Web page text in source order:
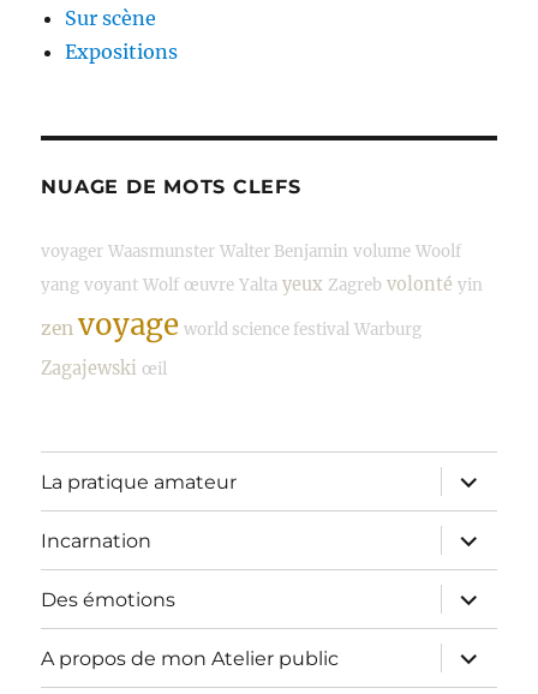
Sur scène
Expositions
NUAGE DE MOTS CLEFS
voyager Waasmunster Walter Benjamin volume Woolf
yang voyant Wolf œuvre Yalta yeux Zagreb volonté yin
zen voyage world science festival Warburg
Zagajewski œil
La pratique amateur
ouvrir
le
sous-
menu
Incarnation
ouvrir
le
sous-
menu
Des émotions
ouvrir
le
sous-
menu
A propos de mon Atelier public
ouvrir
le